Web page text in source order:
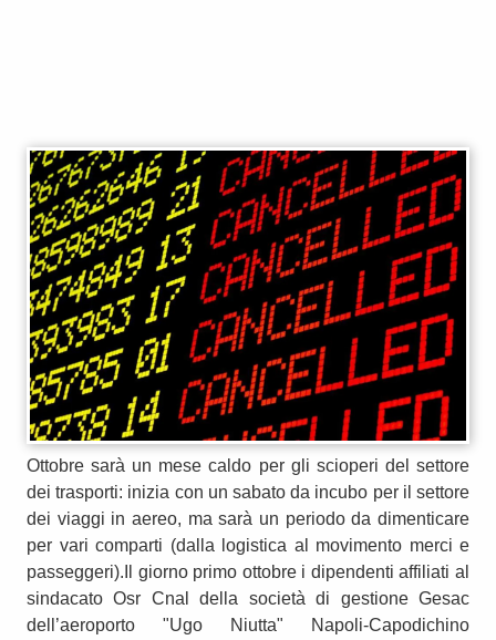
Ottobre sarà un mese caldo per gli scioperi del settore
dei trasporti: inizia con un sabato da incubo per il settore
dei viaggi in aereo, ma sarà un periodo da dimenticare
per vari comparti (dalla logistica al movimento merci e
passeggeri).Il giorno primo ottobre i dipendenti affiliati al
sindacato Osr Cnal della società di gestione Gesac
dell’aeroporto "Ugo Niutta" Napoli-Capodichino